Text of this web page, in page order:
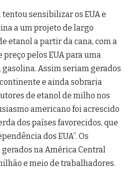
tentou sensibilizar os EUA e
a um projeto de largo
etanol a partir da cana, com a
pelos EUA para uma
gasolina. Assim seriam gerados
e ainda sobraria
de etanol de milho nos
americano foi acrescido
dos países favorecidos, que
dos EUA”. Os
na América Central
e meio de trabalhadores.